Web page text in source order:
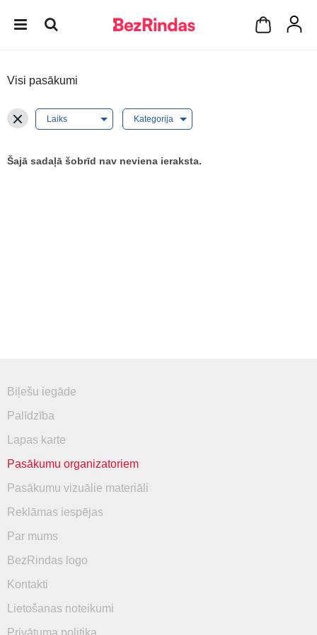
Visi pasākumi
Šajā sadaļā šobrīd nav neviena ieraksta.
Biļešu iegāde
Palīdzība
Lapas karte
Pasākumu organizatoriem
Pasākumu vizuālie materiāli
Reklāmas iespējas
Par mums
BezRindas logo
Kontakti
Lietošanas noteikumi
Privātuma politika